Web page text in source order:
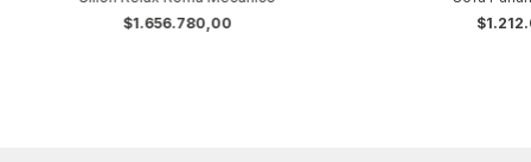
$1.656.780,00